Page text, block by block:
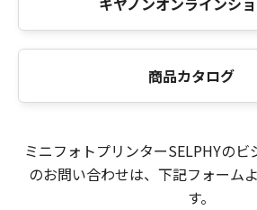
商品カタログ
ミニフォトプリンターSELPHYの
のお問い合わせは、下記フォーム
す。